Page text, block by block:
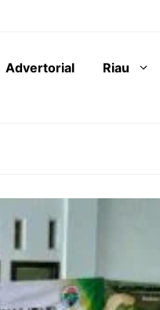
Advertorial Riau